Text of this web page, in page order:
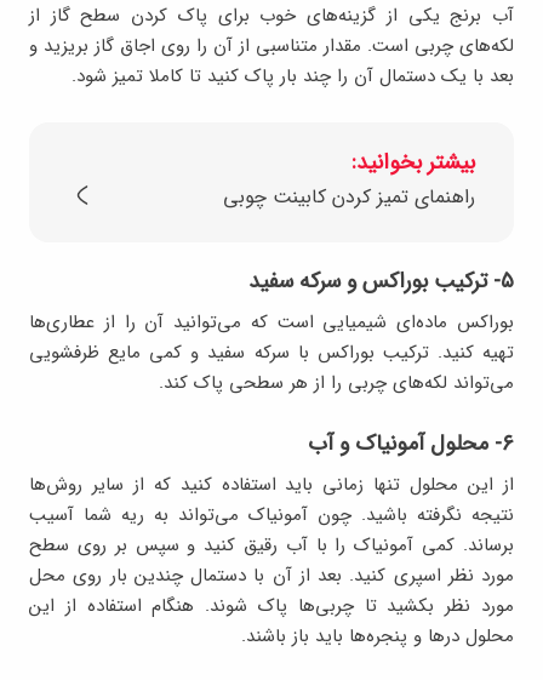
آب برنج یکی از گزینه‌های خوب برای پاک کردن سطح گاز از
لکه‌های چربی است. مقدار متناسبی از آن را روی اجاق گاز بریزید و
بعد با یک دستمال آن را چند بار پاک کنید تا کاملا تمیز شود.
بیشتر بخوانید:
راهنمای تمیز کردن کابینت چوبی
۵- ترکیب بوراکس و سرکه سفید
بوراکس ماده‌ای شیمیایی است که می‌توانید آن را از عطاری‌ها
تهیه کنید. ترکیب بوراکس با سرکه سفید و کمی مایع ظرفشویی
می‌تواند لکه‌های چربی را از هر سطحی پاک کند.
۶- محلول آمونیاک و آب
از این محلول تنها زمانی باید استفاده کنید که از سایر روش‌ها
نتیجه نگرفته باشید. چون آمونیاک می‌تواند به ریه شما آسیب
برساند. کمی آمونیاک را با آب رقیق کنید و سپس بر روی سطح
مورد نظر اسپری کنید. بعد از آن با دستمال چندین بار روی محل
مورد نظر بکشید تا چربی‌ها پاک شوند. هنگام استفاده از این
محلول درها و پنجره‌ها باید باز باشند.